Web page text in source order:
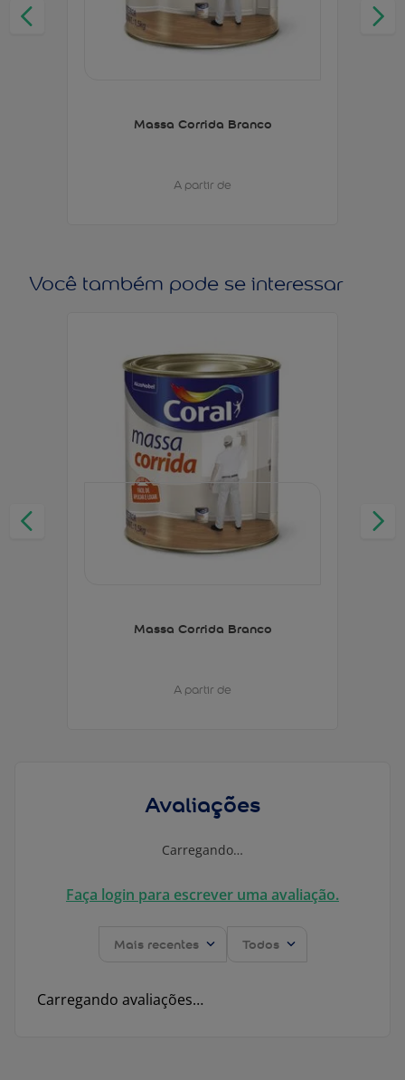
Massa Corrida Branco
A partir de
Você também pode se interessar
Massa Corrida Branco
A partir de
Avaliações
Carregando…
Faça login para escrever uma avaliação.
Mais recentes Todos
Carregando avaliações…